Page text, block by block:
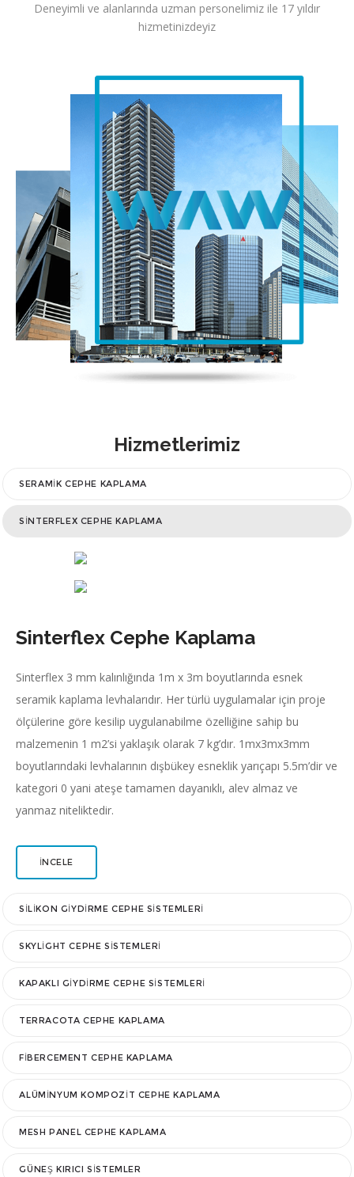
Deneyimli ve alanlarında uzman personelimiz ile 17 yıldır
hizmetinizdeyiz
Hizmetlerimiz
SERAMIK CEPHE KAPLAMA
SINTERFLEX CEPHE KAPLAMA
SILIKON GIYDIRME CEPHE SISTEMLERI